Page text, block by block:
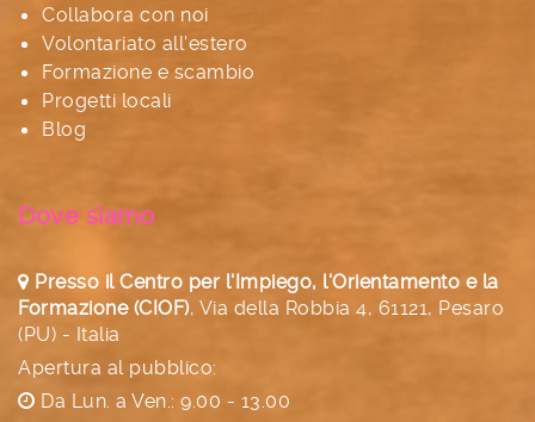
Collabora con noi
Volontariato all'estero
Formazione e scambio
Progetti locali
Blog
Dove siamo
Presso il Centro per l'Impiego, l'Orientamento e la
Formazione (CIOF), Via della Robbia 4, 61121, Pesaro
(PU) - Italia
Apertura al pubblico:
Da Lun. a Ven.: 9.00 - 13.00